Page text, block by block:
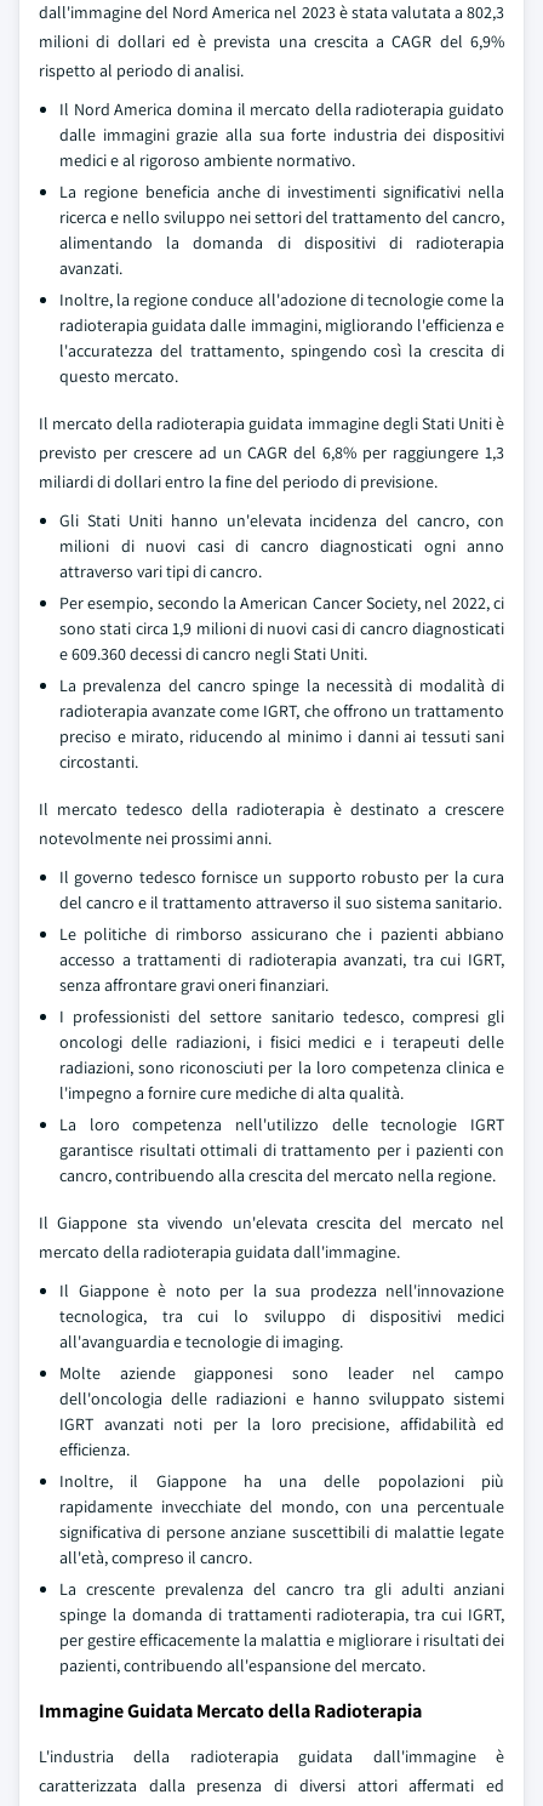
dall'immagine del Nord America nel 2023 è stata valutata a 802,3
milioni di dollari ed è prevista una crescita a CAGR del 6,9%
rispetto al periodo di analisi.
Il Nord America domina il mercato della radioterapia guidato
dalle immagini grazie alla sua forte industria dei dispositivi
medici e al rigoroso ambiente normativo.
La regione beneficia anche di investimenti significativi nella
ricerca e nello sviluppo nei settori del trattamento del cancro,
alimentando la domanda di dispositivi di radioterapia
avanzati.
Inoltre, la regione conduce all'adozione di tecnologie come la
radioterapia guidata dalle immagini, migliorando l'efficienza e
l'accuratezza del trattamento, spingendo così la crescita di
questo mercato.
Il mercato della radioterapia guidata immagine degli Stati Uniti è
previsto per crescere ad un CAGR del 6,8% per raggiungere 1,3
miliardi di dollari entro la fine del periodo di previsione.
Gli Stati Uniti hanno un'elevata incidenza del cancro, con
milioni di nuovi casi di cancro diagnosticati ogni anno
attraverso vari tipi di cancro.
Per esempio, secondo la American Cancer Society, nel 2022, ci
sono stati circa 1,9 milioni di nuovi casi di cancro diagnosticati
e 609.360 decessi di cancro negli Stati Uniti.
La prevalenza del cancro spinge la necessità di modalità di
radioterapia avanzate come IGRT, che offrono un trattamento
preciso e mirato, riducendo al minimo i danni ai tessuti sani
circostanti.
Il mercato tedesco della radioterapia è destinato a crescere
notevolmente nei prossimi anni.
Il governo tedesco fornisce un supporto robusto per la cura
del cancro e il trattamento attraverso il suo sistema sanitario.
Le politiche di rimborso assicurano che i pazienti abbiano
accesso a trattamenti di radioterapia avanzati, tra cui IGRT,
senza affrontare gravi oneri finanziari.
I professionisti del settore sanitario tedesco, compresi gli
oncologi delle radiazioni, i fisici medici e i terapeuti delle
radiazioni, sono riconosciuti per la loro competenza clinica e
l'impegno a fornire cure mediche di alta qualità.
La loro competenza nell'utilizzo delle tecnologie IGRT
garantisce risultati ottimali di trattamento per i pazienti con
cancro, contribuendo alla crescita del mercato nella regione.
Il Giappone sta vivendo un'elevata crescita del mercato nel
mercato della radioterapia guidata dall'immagine.
Il Giappone è noto per la sua prodezza nell'innovazione
tecnologica, tra cui lo sviluppo di dispositivi medici
all'avanguardia e tecnologie di imaging.
Molte aziende giapponesi sono leader nel campo
dell'oncologia delle radiazioni e hanno sviluppato sistemi
IGRT avanzati noti per la loro precisione, affidabilità ed
efficienza.
Inoltre, il Giappone ha una delle popolazioni più
rapidamente invecchiate del mondo, con una percentuale
significativa di persone anziane suscettibili di malattie legate
all'età, compreso il cancro.
La crescente prevalenza del cancro tra gli adulti anziani
spinge la domanda di trattamenti radioterapia, tra cui IGRT,
per gestire efficacemente la malattia e migliorare i risultati dei
pazienti, contribuendo all'espansione del mercato.
Immagine Guidata Mercato della Radioterapia
L'industria della radioterapia guidata dall'immagine è
caratterizzata dalla presenza di diversi attori affermati ed